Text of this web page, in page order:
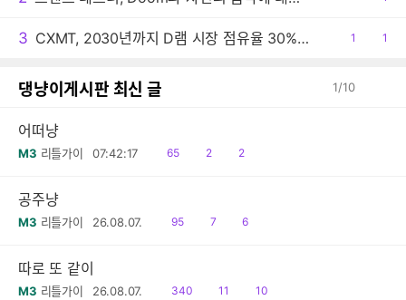
3 CXMT, 2030년까지 D램 시장 점유율 30% 목표
공1
댓1
댕냥이게시판 최신 글 1/10
어떠냥
M3 리틀가이 07:42:17
읽
65
공
2
댓
2
공주냥
M3 리틀가이 26.08.07.
읽
95
공
7
댓
6
따로 또 같이
M3 리틀가이 26.08.07.
읽
340
공
11
댓
10